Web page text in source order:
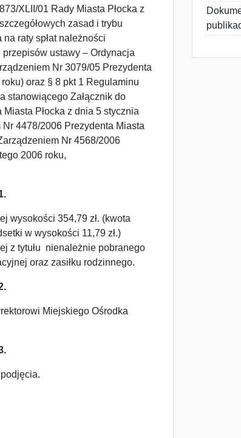
XLII/01 Rady Miasta Płocka z
zasad i trybu
raty spłat należności
ustawy – Ordynacja
Nr 3079/05 Prezydenta
oraz § 8 pkt 1 Regulaminu
stanowiącego Załącznik do
Płocka z dnia 5 stycznia
4478/2006 Prezydenta Miasta
Nr 4568/2006
2006 roku,
wysokości 354,79 zł. (kwota
w wysokości 11,79 zł.)
z tytułu nienależnie pobranego
oraz zasiłku rodzinnego.
Miejskiego Ośrodka